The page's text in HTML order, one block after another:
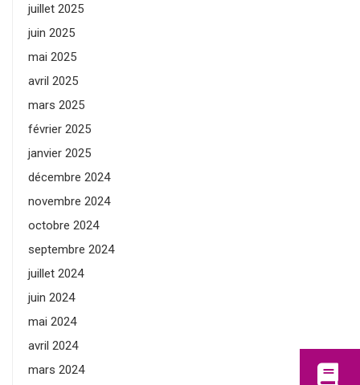
juillet 2025
juin 2025
mai 2025
avril 2025
mars 2025
février 2025
janvier 2025
décembre 2024
novembre 2024
octobre 2024
septembre 2024
juillet 2024
juin 2024
mai 2024
avril 2024
mars 2024